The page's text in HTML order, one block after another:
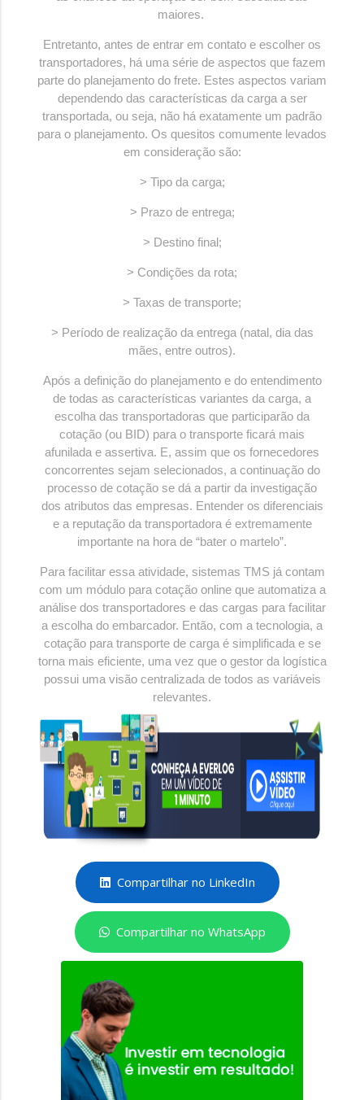
maiores.
Entretanto, antes de entrar em contato e escolher os
transportadores, há uma série de aspectos que fazem
parte do planejamento do frete. Estes aspectos variam
dependendo das características da carga a ser
transportada, ou seja, não há exatamente um padrão
para o planejamento. Os quesitos comumente levados
em consideração são:
> Tipo da carga;
> Prazo de entrega;
> Destino final;
> Condições da rota;
> Taxas de transporte;
> Período de realização da entrega (natal, dia das
mães, entre outros).
Após a definição do planejamento e do entendimento
de todas as características variantes da carga, a
escolha das transportadoras que participarão da
cotação (ou BID) para o transporte ficará mais
afunilada e assertiva. E, assim que os fornecedores
concorrentes sejam selecionados, a continuação do
processo de cotação se dá a partir da investigação
dos atributos das empresas. Entender os diferenciais
e a reputação da transportadora é extremamente
importante na hora de “bater o martelo”.
Para facilitar essa atividade, sistemas TMS já contam
com um módulo para cotação online que automatiza a
análise dos transportadores e das cargas para facilitar
a escolha do embarcador. Então, com a tecnologia, a
cotação para transporte de carga é simplificada e se
torna mais eficiente, uma vez que o gestor da logística
possui uma visão centralizada de todos as variáveis
relevantes.
Compartilhar no LinkedIn
Compartilhar no WhatsApp